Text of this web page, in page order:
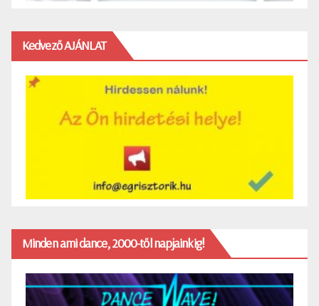
Kedvező AJÁNLAT
Minden ami dance, 2000-től napjainkig!